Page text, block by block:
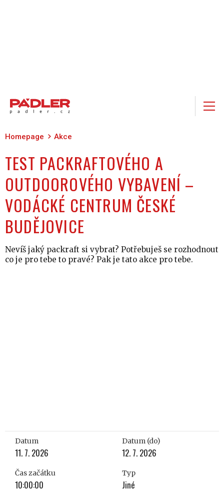
Homepage Akce
TEST PACKRAFTOVÉHO A
OUTDOOROVÉHO VYBAVENÍ –
VODÁCKÉ CENTRUM ČESKÉ
BUDĚJOVICE
Nevíš jaký packraft si vybrat? Potřebuješ se rozhodnout
co je pro tebe to pravé? Pak je tato akce pro tebe.
Datum
11. 7. 2026
Datum (do)
12. 7. 2026
Čas začátku
10:00:00
Typ
Jiné